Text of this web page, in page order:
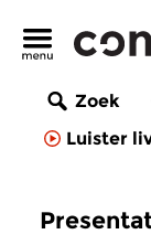
Zoek
Luister